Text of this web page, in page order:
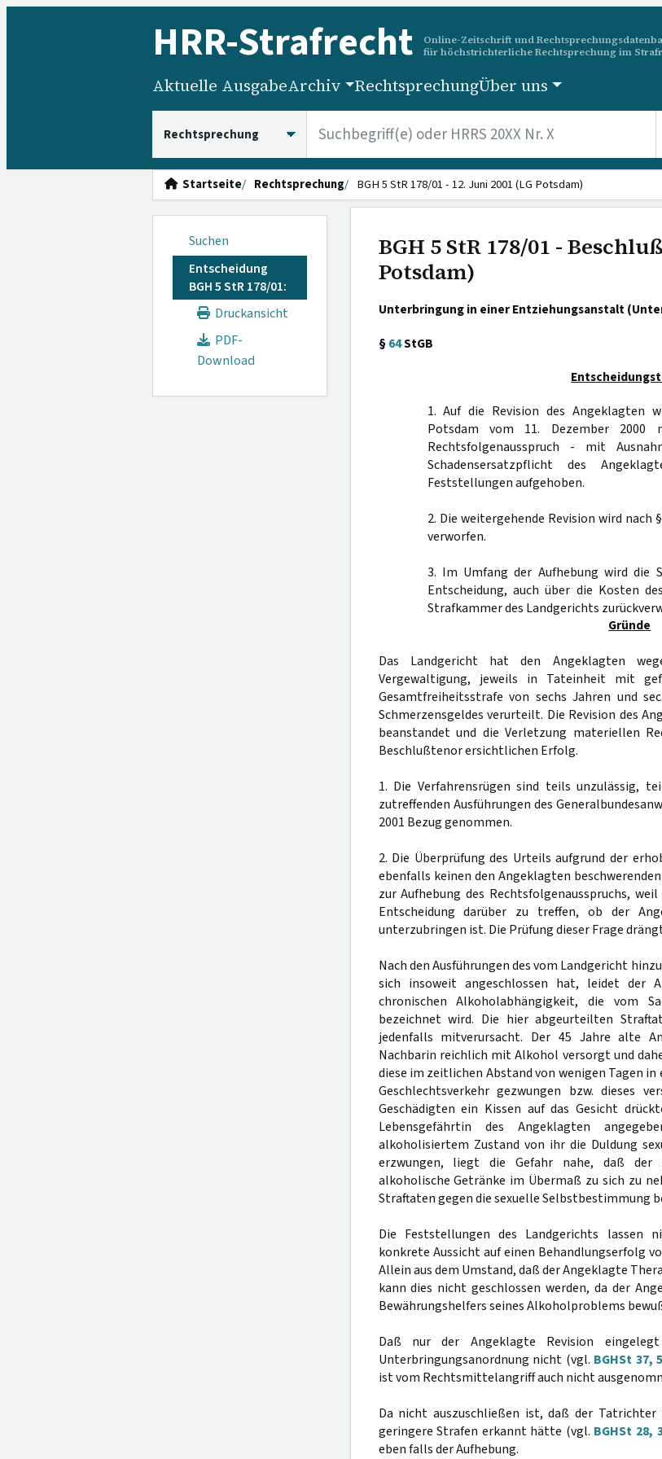
HRR-Strafrecht
Online-Zeitschrift und
für höchstrichterliche Rechtsprechung im
Aktuelle AusgabeArchiv RechtsprechungÜber uns
Startseite Rechtsprechung BGH 5 StR 178/01 - 12. Juni 2001 (LG Potsdam)
Suchen
Entscheidung
BGH 5 StR 178/01:
Druckansicht
PDF-
Download
BGH 5 StR 178/01 -
Potsdam)
Unterbringung in einer Entziehungsanstalt
§64StGB
1. Auf die Revision des Angeklagten
Potsdam vom 11. Dezember
Rechtsfolgenausspruch - mit
Schadensersatzpflicht des
Feststellungen aufgehoben.
2. Die weitergehende Revision wird nach §
verworfen.
3. Im Umfang der Aufhebung wird die
Entscheidung, auch über die Kosten
Strafkammer des Landgerichts
Gründe
Das Landgericht hat den Angeklagten
Vergewaltigung, jeweils in Tateinheit mit
Gesamtfreiheitsstrafe von sechs Jahren und
Schmerzensgeldes verurteilt. Die Revision des
beanstandet und die Verletzung materiellen
Beschlußtenor ersichtlichen Erfolg.
1. Die Verfahrensrügen sind teils unzulässig,
zutreffenden Ausführungen des
2001 Bezug genommen.
2. Die Überprüfung des Urteils aufgrund der
ebenfalls keinen den Angeklagten
zur Aufhebung des Rechtsfolgenausspruchs,
Entscheidung darüber zu treffen, ob der
unterzubringen ist. Die Prüfung dieser Frage
Nach den Ausführungen des vom Landgericht
sich insoweit angeschlossen hat, leidet der
chronischen Alkoholabhängigkeit, die vom
bezeichnet wird. Die hier abgeurteilten
jedenfalls mitverursacht. Der 45 Jahre alte
Nachbarin reichlich mit Alkohol versorgt und
diese im zeitlichen Abstand von wenigen Tagen
Geschlechtsverkehr gezwungen bzw. dieses
Geschädigten ein Kissen auf das Gesicht
Lebensgefährtin des Angeklagten
alkoholisiertem Zustand von ihr die Duldung
erzwungen, liegt die Gefahr nahe, daß der
alkoholische Getränke im Übermaß zu sich zu
Straftaten gegen die sexuelle Selbstbestimmung
Die Feststellungen des Landgerichts lassen
konkrete Aussicht auf einen Behandlungserfolg
Allein aus dem Umstand, daß der Angeklagte
kann dies nicht geschlossen werden, da der
Bewährungshelfers seines Alkoholproblems
Daß nur der Angeklagte Revision
Unterbringungsanordnung nicht (vgl. BGHSt 37, 5
ist vom Rechtsmittelangriff auch nicht
Da nicht auszuschließen ist, daß der
geringere Strafen erkannt hätte (vgl. BGHSt 28,
eben falls der Aufhebung.